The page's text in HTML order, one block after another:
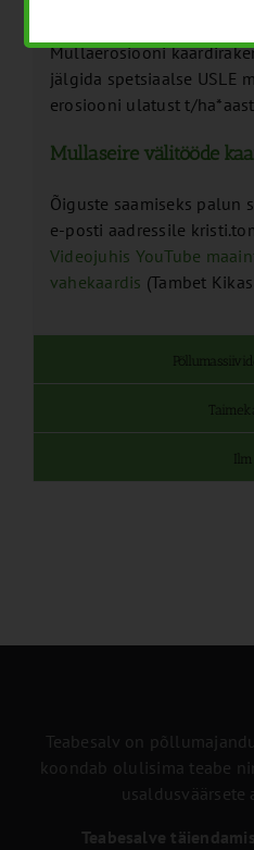
Mullaerosiooni
jälgida spetsiaalse USLE
erosiooni ulatust t/
Mullaseire välitööde
Õiguste saamiseks palun
e-posti aadressile
Videojuhis YouTube
vahekaardis (Tambet
Ilm
Teabesalv on
koondab olulisima teabe
Teabesalve